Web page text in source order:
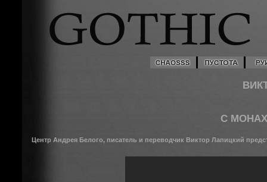
С
Центр Андрея Белого, писатель и переводчик Виктор Лапицкий